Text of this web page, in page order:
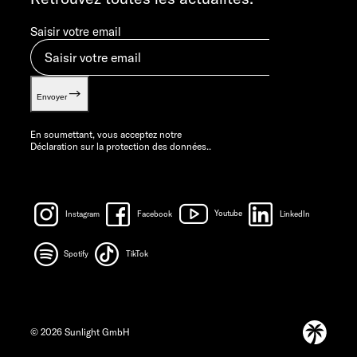
Saisir votre email
Envoyer
En soumettant, vous acceptez notre
Déclaration sur la protection des données..
Instagram Facebook Youtube LinkedIn
Spotify TikTok
© 2026 Sunlight GmbH